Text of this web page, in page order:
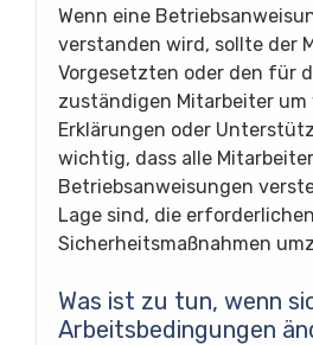
Wenn eine
verstanden wird, sollte der
Vorgesetzten oder den für
zuständigen Mitarbeiter um
Erklärungen oder
wichtig, dass alle
Betriebsanweisungen
Lage sind, die erforderlichen
Sicherheitsmaßnahmen
Was ist zu tun, wenn
Arbeitsbedingungen